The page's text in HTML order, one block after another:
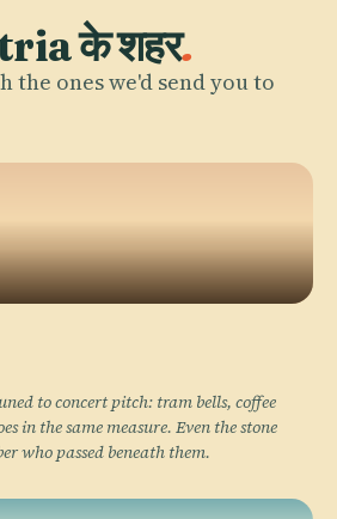
के शहर.
the ones we'd send you to
to concert pitch: tram bells, coffee
in the same measure. Even the stone
who passed beneath them.